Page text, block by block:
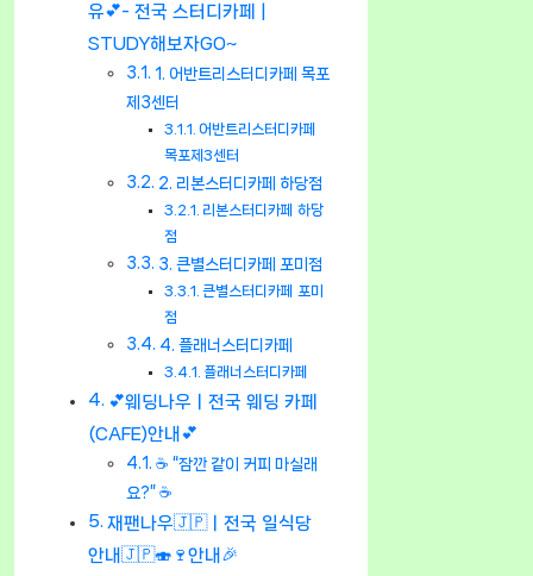
유💕- 전국 스터디카페 |
STUDY해보자GO~
1. 어반트리스터디카페 목포
제3센터
어반트리스터디카페
목포제3센터
2. 리본스터디카페 하당점
리본스터디카페 하당
점
3. 큰별스터디카페 포미점
큰별스터디카페 포미
점
4. 플래너스터디카페
플래너스터디카페
💕웨딩나우ㅣ전국 웨딩 카페
(CAFE)안내💕
☕ “잠깐 같이 커피 마실래
요?” ☕
재팬나우🇯🇵ㅣ전국 일식당
안내🇯🇵🍣🍷안내🎉